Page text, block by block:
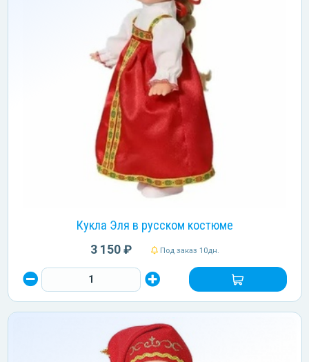
Кукла Эля в русском костюме
3 150 ₽ Под заказ 10дн.